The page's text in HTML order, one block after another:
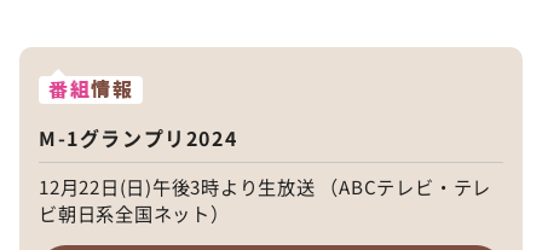
番組情報
M-1グランプリ2024
12月22日(日)午後3時より生放送 （ABCテレビ・テレ
ビ朝日系全国ネット）